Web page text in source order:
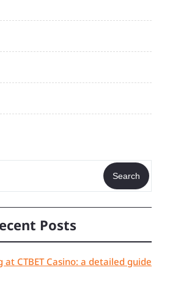
Search
Posts
CTBET Casino: a detailed guide